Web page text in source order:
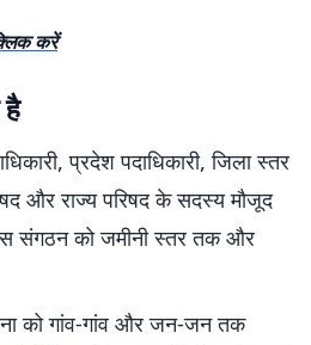
करें
है
प्रदेश पदाधिकारी, जिला स्तर
और राज्य परिषद के सदस्य मौजूद
संगठन को जमीनी स्तर तक और
को गांव-गांव और जन-जन तक